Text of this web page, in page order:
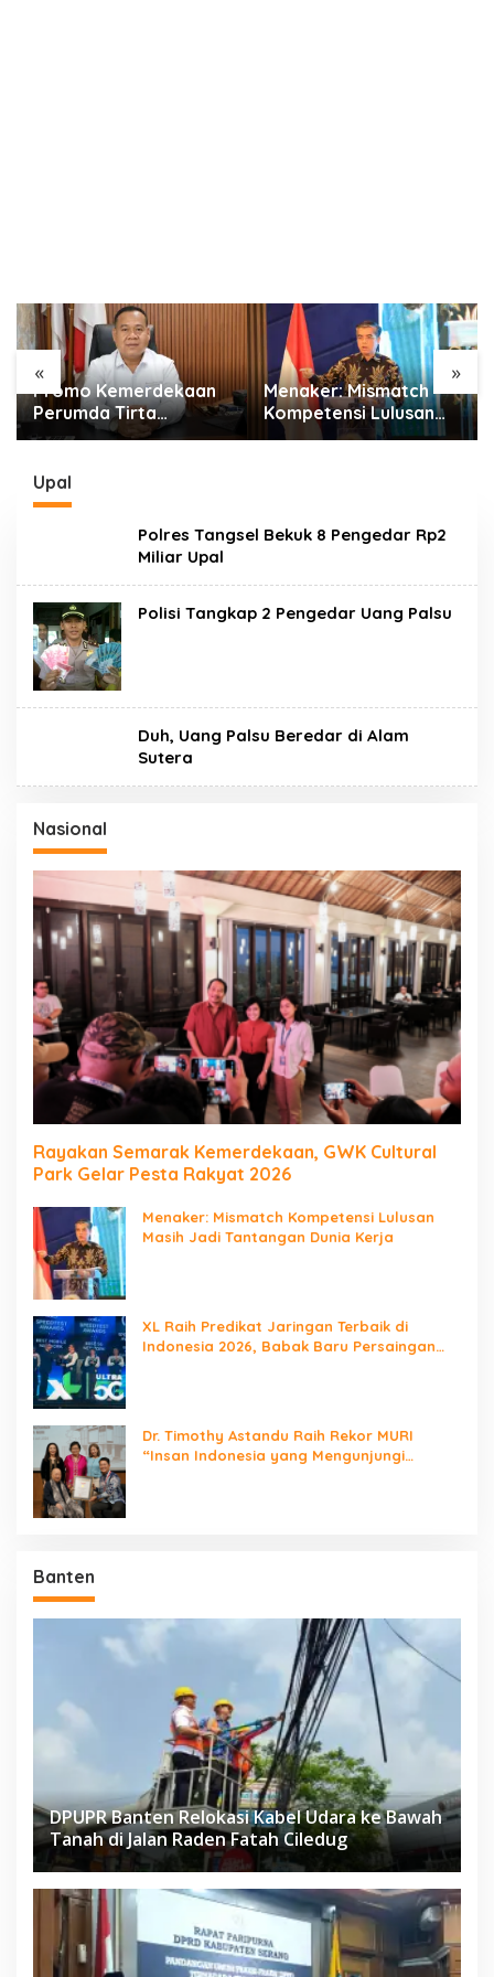
« »
Menaker: Mismatch
Kompetensi Lulusan
Masih Jadi Tantangan
Pemkot Tangsel
Alokasikan Rp4 Miliar
untuk Perkuat Sarana
Upal
Polres Tangsel Bekuk 8 Pengedar Rp2
Miliar Upal
Polisi Tangkap 2 Pengedar Uang Palsu
Duh, Uang Palsu Beredar di Alam
Sutera
Nasional
Rayakan Semarak Kemerdekaan, GWK Cultural
Park Gelar Pesta Rakyat 2026
Menaker: Mismatch Kompetensi Lulusan
Masih Jadi Tantangan Dunia Kerja
XL Raih Predikat Jaringan Terbaik di
Indonesia 2026, Babak Baru Persaingan
Dr. Timothy Astandu Raih Rekor MURI
“Insan Indonesia yang Mengunjungi
Banten
DPUPR Banten Relokasi Kabel Udara ke Bawah
Tanah di Jalan Raden Fatah Ciledug